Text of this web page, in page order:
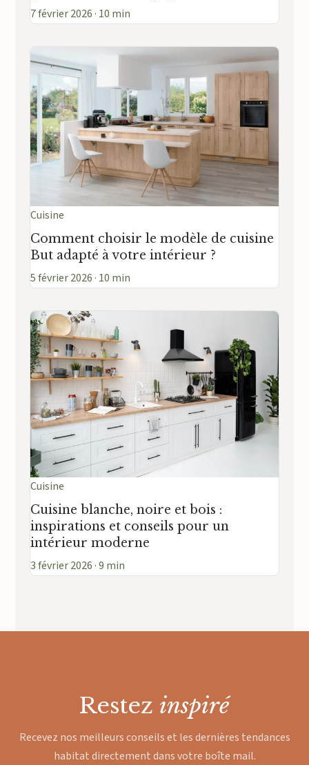
7 février 2026 · 10 min
Cuisine
Comment choisir le modèle de cuisine
But adapté à votre intérieur ?
5 février 2026 · 10 min
Cuisine
Cuisine blanche, noire et bois :
inspirations et conseils pour un
intérieur moderne
3 février 2026 · 9 min
Restez inspiré
Recevez nos meilleurs conseils et les dernières tendances
habitat directement dans votre boîte mail.